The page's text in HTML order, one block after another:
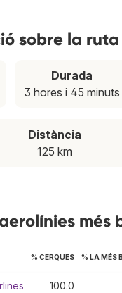
sobre la
Durada
3 hores i 45 minuts
Distància
125 km
% CERQUES % LA MÉS
100.0